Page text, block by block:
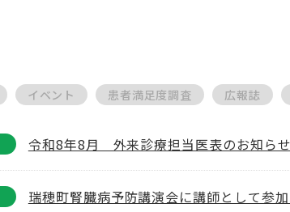
イベント 患者満足度調査 広報誌
令和8年8月 外来診療担当医表のお知らせ
瑞穂町腎臓病予防講演会に講師として参